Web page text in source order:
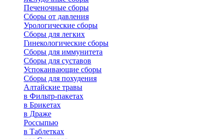
Печеночные сборы
Сборы от давления
Урологические сборы
Сборы для легких
Гинекологические сборы
Сборы для иммунитета
Сборы для суставов
Успокаивающие сборы
Сборы для похудения
Алтайские травы
в Фильтр-пакетах
в Брикетах
в Драже
Россыпью
в Таблетках